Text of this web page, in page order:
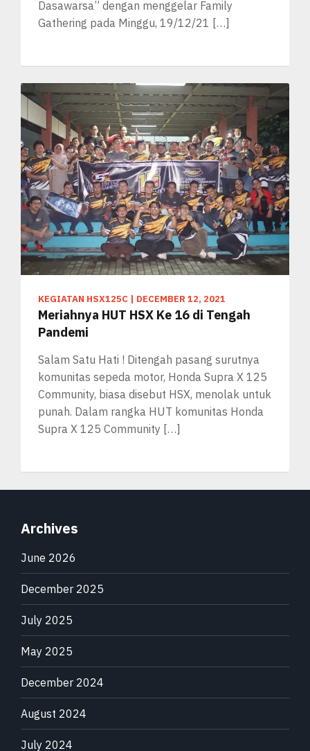
Dasawarsa” dengan menggelar Family
Gathering pada Minggu, 19/12/21 […]
KEGIATAN HSX125C DECEMBER 12, 2021
Meriahnya HUT HSX Ke 16 di Tengah
Pandemi
Salam Satu Hati ! Ditengah pasang surutnya
komunitas sepeda motor, Honda Supra X 125
Community, biasa disebut HSX, menolak untuk
punah. Dalam rangka HUT komunitas Honda
Supra X 125 Community […]
Archives
June 2026
December 2025
July 2025
May 2025
December 2024
August 2024
July 2024